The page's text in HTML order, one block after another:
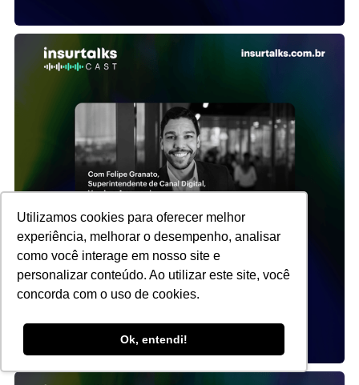
Utilizamos cookies para oferecer melhor
experiência, melhorar o desempenho, analisar
como você interage em nosso site e
personalizar conteúdo. Ao utilizar este site, você
concorda com o uso de cookies.
Ok, entendi!